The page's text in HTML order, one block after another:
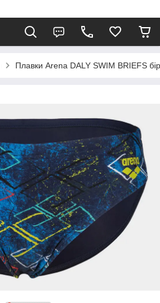
Плавки Arena DALY SWIM BRIEFS